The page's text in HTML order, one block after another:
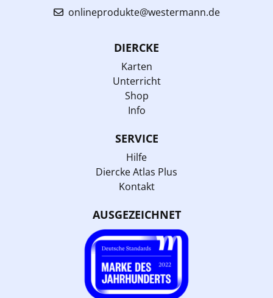
onlineprodukte@westermann.de
DIERCKE
Karten
Unterricht
Shop
Info
SERVICE
Hilfe
Diercke Atlas Plus
Kontakt
AUSGEZEICHNET